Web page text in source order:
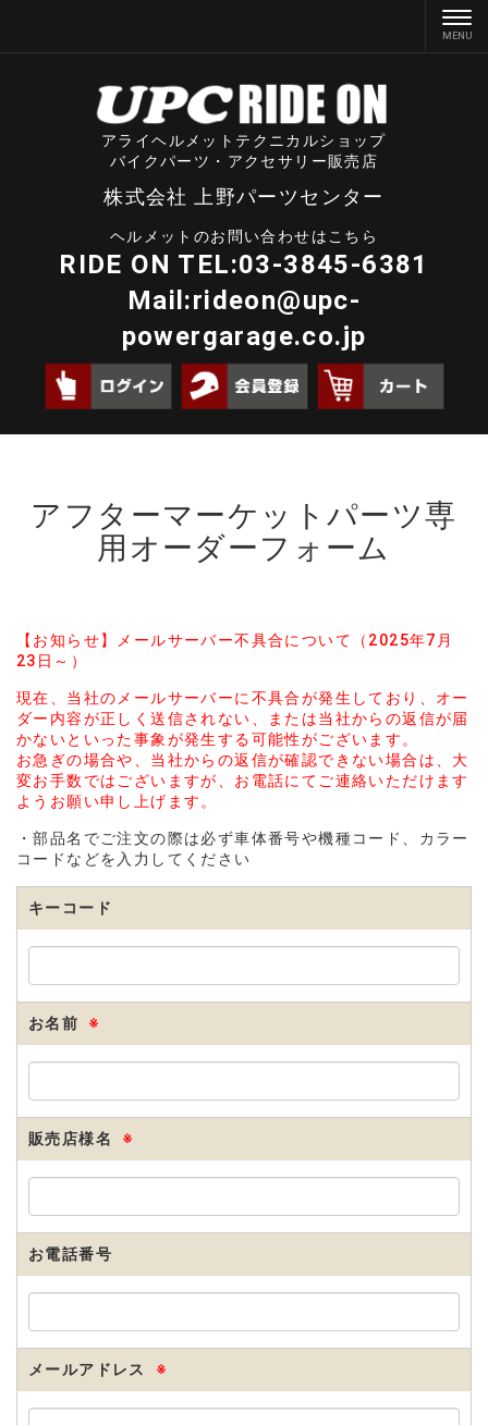
アライヘルメットテクニカルショップ
バイクパーツ・アクセサリー販売店
株式会社 上野パーツセンター
ヘルメットのお問い合わせはこちら
RIDE ON TEL:03-3845-6381
Mail:rideon@upc-
powergarage.co.jp
アフターマーケットパーツ専
用オーダーフォーム
【お知らせ】メールサーバー不具合について（2025年7月
23日～）
現在、当社のメールサーバーに不具合が発生しており、オー
ダー内容が正しく送信されない、または当社からの返信が届
かないといった事象が発生する可能性がございます。
お急ぎの場合や、当社からの返信が確認できない場合は、大
変お手数ではございますが、お電話にてご連絡いただけます
ようお願い申し上げます。
・部品名でご注文の際は必ず車体番号や機種コード、カラー
コードなどを入力してください
キーコード
お名前 ※
販売店様名 ※
お電話番号
メールアドレス ※